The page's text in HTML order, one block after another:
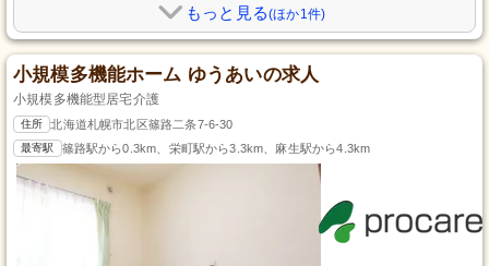
もっと見る(ほか1件)
小規模多機能ホーム ゆうあいの求人
小規模多機能型居宅介護
住所 北海道札幌市北区篠路二条7-6-30
最寄駅 篠路駅から0.3km、栄町駅から3.3km、麻生駅から4.3km